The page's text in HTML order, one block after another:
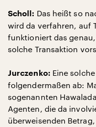
Scholl: Das heißt so
wird da verfahren, auf
funktioniert das
solche Transaktion
Jurczenko: Eine
folgendermaßen ab:
sogenannten
Agenten, die da
überweisenden